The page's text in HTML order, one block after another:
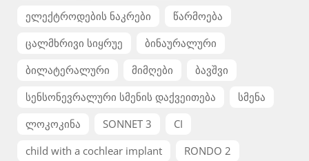
ელექტროდების ნაკრები
წარმოება
ცალმხრივი სიყრუე
ბინაურალური
ბილატერალური
მიმღები
ბავშვი
სენსონევრალური სმენის დაქვეითება
სმენა
ლოკოკინა
SONNET 3
CI
child with a cochlear implant
RONDO 2